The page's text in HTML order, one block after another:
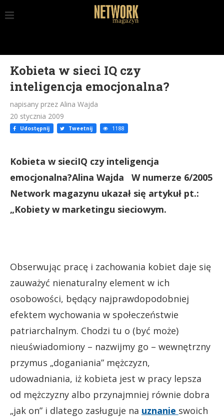
Kobieta w sieci IQ czy
inteligencja emocjonalna?
napisany przez Alina Wajda
20 stycznia 2009
Udostępnij Tweetnij 1188
Kobieta w sieciIQ czy inteligencja
emocjonalna?Alina Wajda W numerze 6/2005
Network magazynu ukazał się artykuł pt.:
„Kobiety w marketingu sieciowym.
Obserwując pracę i zachowania kobiet daje się
zauważyć nienaturalny element w ich
osobowości, będący najprawdopodobniej
efektem wychowania w społeczeństwie
patriarchalnym. Chodzi tu o (być może)
nieuświadomiony – nazwijmy go – wewnętrzny
przymus „doganiania” mężczyzn,
udowadniania, iż kobieta jest w pracy lepsza
od mężczyzny albo przynajmniej równie dobra
„jak on” i dlatego zasługuje na uznanie swoich